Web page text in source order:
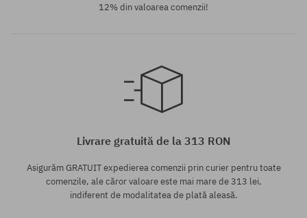
12% din valoarea comenzii!
Livrare gratuită de la 313 RON
Asigurăm GRATUIT expedierea comenzii prin curier pentru toate
comenzile, ale căror valoare este mai mare de 313 lei,
indiferent de modalitatea de plată aleasă.